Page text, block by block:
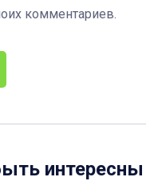
комментариев.
интересны